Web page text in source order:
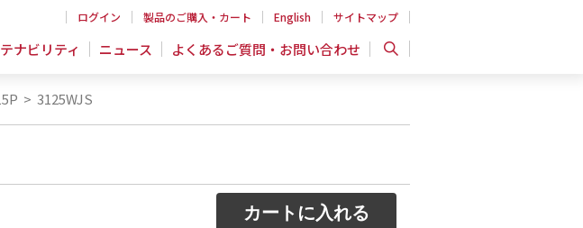
ログイン 製品のご購入・カート English サイトマップ
ナビリティ ニュース よくあるご質問・お問い合わせ
> 3125WJS